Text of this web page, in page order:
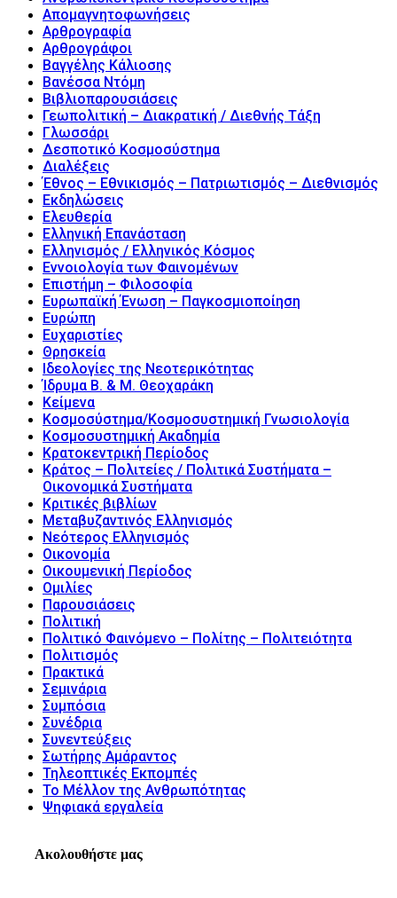
Απομαγνητοφωνήσεις
Αρθρογραφία
Αρθρογράφοι
Βαγγέλης Κάλιοσης
Βανέσσα Ντόμη
Βιβλιοπαρουσιάσεις
Γεωπολιτική – Διακρατική / Διεθνής Τάξη
Γλωσσάρι
Δεσποτικό Κοσμοσύστημα
Διαλέξεις
Έθνος – Εθνικισμός – Πατριωτισμός – Διεθνισμός
Εκδηλώσεις
Ελευθερία
Ελληνική Επανάσταση
Ελληνισμός / Ελληνικός Κόσμος
Εννοιολογία των Φαινομένων
Επιστήμη – Φιλοσοφία
Ευρωπαϊκή Ένωση – Παγκοσμιοποίηση
Ευρώπη
Ευχαριστίες
Θρησκεία
Ιδεολογίες της Νεοτερικότητας
Ίδρυμα Β. & Μ. Θεοχαράκη
Κείμενα
Κοσμοσύστημα/Κοσμοσυστημική Γνωσιολογία
Κοσμοσυστημική Ακαδημία
Κρατοκεντρική Περίοδος
Κράτος – Πολιτείες / Πολιτικά Συστήματα –
Οικονομικά Συστήματα
Κριτικές βιβλίων
Μεταβυζαντινός Ελληνισμός
Νεότερος Ελληνισμός
Οικονομία
Οικουμενική Περίοδος
Ομιλίες
Παρουσιάσεις
Πολιτική
Πολιτικό Φαινόμενο – Πολίτης – Πολιτειότητα
Πολιτισμός
Πρακτικά
Σεμινάρια
Συμπόσια
Συνέδρια
Συνεντεύξεις
Σωτήρης Αμάραντος
Τηλεοπτικές Εκπομπές
Το Μέλλον της Ανθρωπότητας
Ψηφιακά εργαλεία
Ακολουθήστε μας